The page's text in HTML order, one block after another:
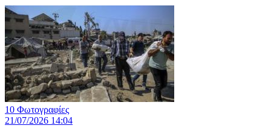
10 Φωτογραφίες
21/07/2026 14:04